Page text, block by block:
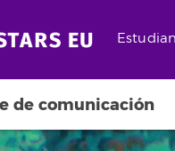
de comunicación